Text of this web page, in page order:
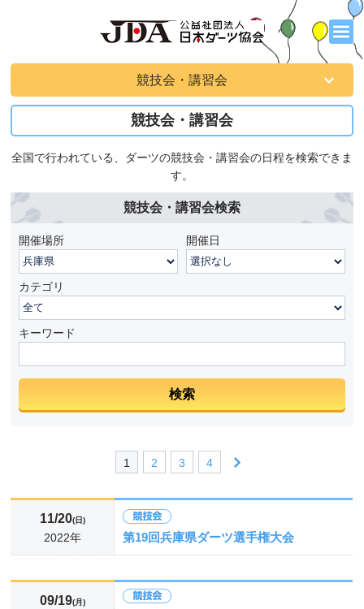
競技会・講習会
競技会・講習会
全国で行われている、ダーツの競技会・講習会の日程を検索できま
す。
競技会・講習会検索
開催場所 開催日
カテゴリ
キーワード
1 2 3 4
11/20(日)
2022年 第19回兵庫県ダーツ選手権大会
09/19(月)